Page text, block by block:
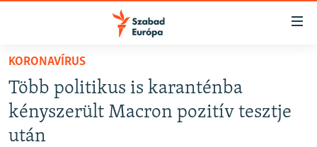
Akadálymentes
Ugrás
oldalra
Ugrás
NAPIRENDEN
AKTUÁLIS
PODCASTOK
KORONAVÍRUS
Több politikus is karanténba
kényszerült Macron pozitív tesztje
után
FELIRATKOZÁS